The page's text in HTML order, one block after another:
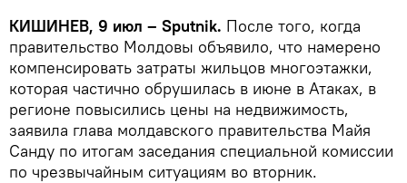
КИШИНЕВ, 9 июл – Sputnik. После того, когда
правительство Молдовы объявило, что намерено
компенсировать затраты жильцов многоэтажки,
которая частично обрушилась в июне в Атаках, в
регионе повысились цены на недвижимость,
заявила глава молдавского правительства Майя
Санду по итогам заседания специальной комиссии
по чрезвычайным ситуациям во вторник.